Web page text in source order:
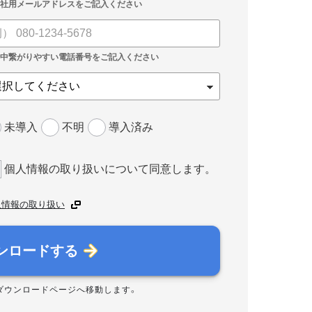
未導入 不明 導入済み
個人情報の取り扱いについて同意します。
報の取り扱い
ロードする
ウンロードページへ移動します。